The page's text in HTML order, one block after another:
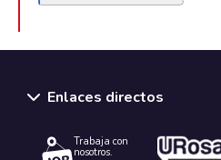
Enlaces directos
Trabaja con
nosotros.